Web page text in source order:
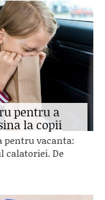
pentru a
la copii
pentru vacanta:
calatoriei. De